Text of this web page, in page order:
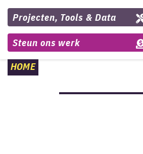
Projecten, Tools & Data
Steun ons werk
HOME